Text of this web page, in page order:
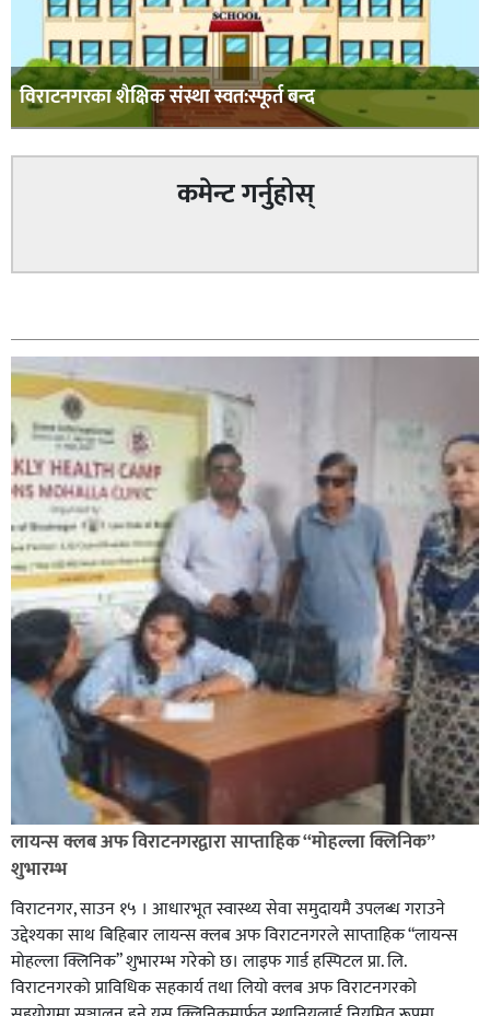
विराटनगरका शैक्षिक संस्था स्वत:स्फूर्त बन्द
कमेन्ट गर्नुहोस्
लायन्स क्लब अफ विराटनगरद्वारा साप्ताहिक “मोहल्ला क्लिनिक”
शुभारम्भ
विराटनगर, साउन १५ । आधारभूत स्वास्थ्य सेवा समुदायमै उपलब्ध गराउने
उद्देश्यका साथ बिहिबार लायन्स क्लब अफ विराटनगरले साप्ताहिक “लायन्स
मोहल्ला क्लिनिक” शुभारम्भ गरेकाे छ। लाइफ गार्ड हस्पिटल प्रा. लि.
विराटनगरको प्राविधिक सहकार्य तथा लियो क्लब अफ विराटनगरको